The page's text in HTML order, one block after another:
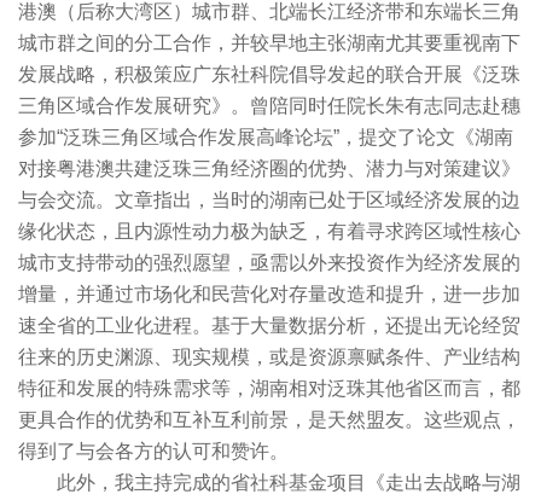
港澳（后称大湾区）城市群、北端长江经济带和东端长三角
城市群之间的分工合作，并较早地主张湖南尤其要重视南下
发展战略，积极策应广东社科院倡导发起的联合开展《泛珠
三角区域合作发展研究》。曾陪同时任院长朱有志同志赴穗
参加“泛珠三角区域合作发展高峰论坛”，提交了论文《湖南
对接粤港澳共建泛珠三角经济圈的优势、潜力与对策建议》
与会交流。文章指出，当时的湖南已处于区域经济发展的边
缘化状态，且内源性动力极为缺乏，有着寻求跨区域性核心
城市支持带动的强烈愿望，亟需以外来投资作为经济发展的
增量，并通过市场化和民营化对存量改造和提升，进一步加
速全省的工业化进程。基于大量数据分析，还提出无论经贸
往来的历史渊源、现实规模，或是资源禀赋条件、产业结构
特征和发展的特殊需求等，湖南相对泛珠其他省区而言，都
更具合作的优势和互补互利前景，是天然盟友。这些观点，
得到了与会各方的认可和赞许。
此外，我主持完成的省社科基金项目《走出去战略与湖